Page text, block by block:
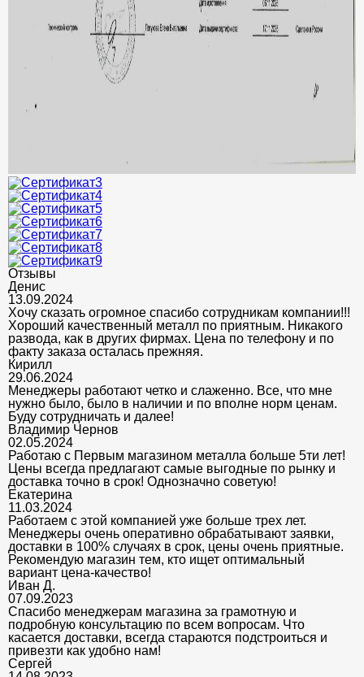
Отзывы
Денис
13.09.2024
Хочу сказать огромное спасибо сотрудникам компании!!!
Хороший качественный металл по приятным. Никакого
развода, как в других фирмах. Цена по телефону и по
факту заказа осталась прежняя.
Кирилл
29.06.2024
Менеджеры работают четко и слаженно. Все, что мне
нужно было, было в наличии и по вполне норм ценам.
Буду сотрудничать и далее!
Владимир Чернов
02.05.2024
Работаю с Первым магазином металла больше 5ти лет!
Цены всегда предлагают самые выгодные по рынку и
доставка точно в срок! Однозначно советую!
Екатерина
11.03.2024
Работаем с этой компанией уже больше трех лет.
Менеджеры очень оперативно обрабатывают заявки,
доставки в 100% случаях в срок, цены очень приятные.
Рекомендую магазин тем, кто ищет оптимальный
вариант цена-качество!
Иван Д.
07.09.2023
Спасибо менеджерам магазина за грамотную и
подробную консультацию по всем вопросам. Что
касается доставки, всегда стараются подстроиться и
привезти как удобно нам!
Сергей